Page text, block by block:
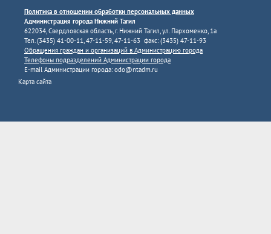
Политика в отношении обработки персональных данных
Администрация города Нижний Тагил
622034, Свердловская область, г. Нижний Тагил, ул. Пархоменко, 1а
Тел. (3435) 41-00-11, 47-11-59, 47-11-63 факс: (3435) 47-11-93
Обращения граждан и организаций в Администрацию города
Телефоны подразделений Администрации города
E-mail Администрации города:odo@ntadm.ru
Карта сайта